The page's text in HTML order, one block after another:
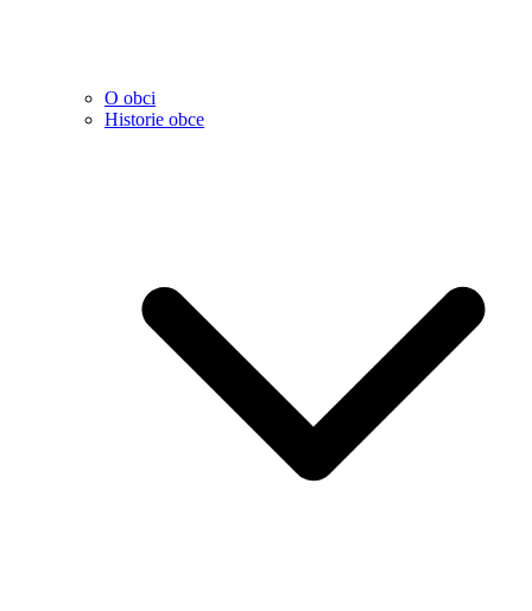
O obci
Historie obce